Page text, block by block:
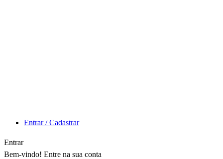
Entrar / Cadastrar
Entrar
Bem-vindo! Entre na sua conta